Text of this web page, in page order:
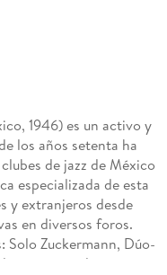
1946) es un activo y
los años setenta ha
de jazz de México
especializada de esta
y extranjeros desde
en diversos foros.
Solo Zuckermann, Dúo-
cinco novelas